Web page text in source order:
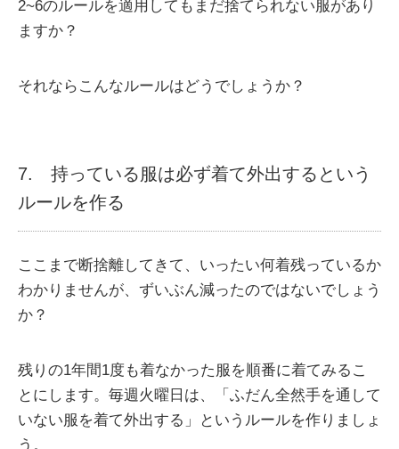
2~6のルールを適用してもまだ捨てられない服があり
ますか？
それならこんなルールはどうでしょうか？
7. 持っている服は必ず着て外出するという
ルールを作る
ここまで断捨離してきて、いったい何着残っているか
わかりませんが、ずいぶん減ったのではないでしょう
か？
残りの1年間1度も着なかった服を順番に着てみるこ
とにします。毎週火曜日は、「ふだん全然手を通して
いない服を着て外出する」というルールを作りましょ
う。